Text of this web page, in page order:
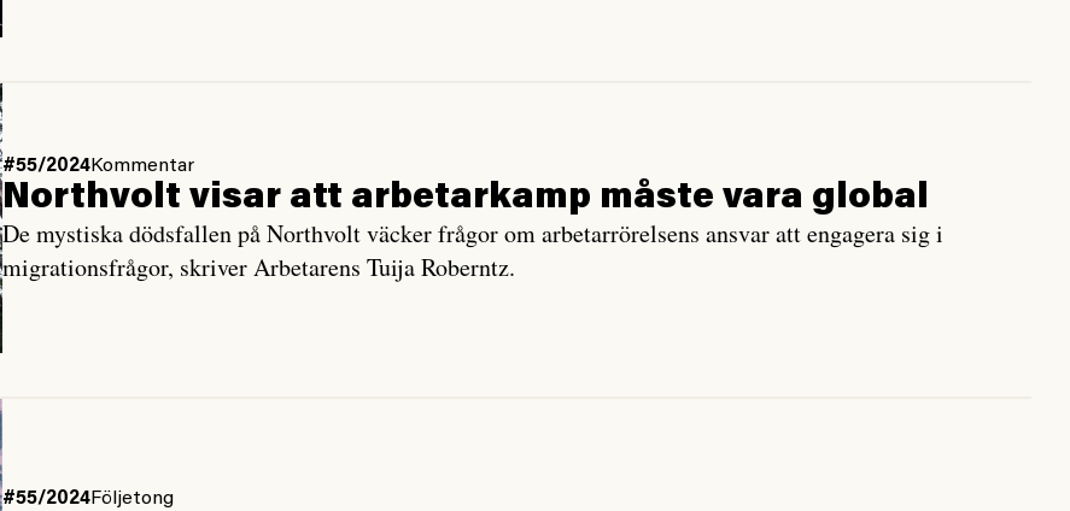
#55/2024Kommentar
Northvolt visar att arbetarkamp måste vara global
De mystiska dödsfallen på Northvolt väcker frågor om arbetarrörelsens ansvar att engagera sig i
migrationsfrågor, skriver Arbetarens Tuija Roberntz.
#55/2024Följetong